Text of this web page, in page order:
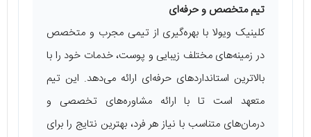
تیم متخصص و حرفه‌ای
کلینیک ویولا با بهره‌گیری از تیمی مجرب و متخصص
در زمینه‌های مختلف زیبایی و پوست، خدمات خود را با
بالاترین استانداردهای حرفه‌ای ارائه می‌دهد. این تیم
متعهد است تا با ارائه مشاوره‌های تخصصی و
درمان‌های متناسب با نیاز هر فرد، بهترین نتایج را برای